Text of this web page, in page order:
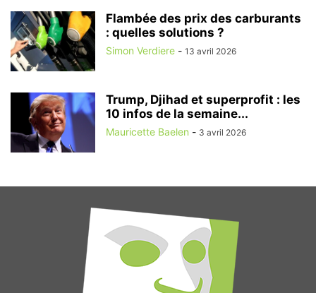
Flambée des prix des carburants
: quelles solutions ?
Simon Verdiere - 13 avril 2026
Trump, Djihad et superprofit : les
10 infos de la semaine...
Mauricette Baelen - 3 avril 2026